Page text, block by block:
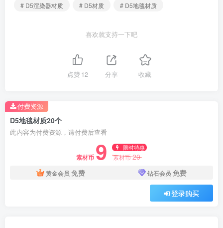
# D5渲染器材质
# D5材质 # D5地毯材质
喜欢就支持一下吧
点赞12 分享 收藏
D5地毯材质20个
此内容为付费资源，请付费后查看
素材币 9 限时特惠
素材币20
黄金会员 免费 钻石会员 免费
登录购买
付费资源